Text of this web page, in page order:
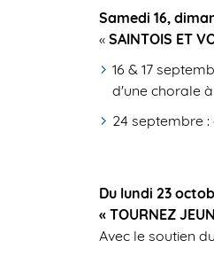
Samedi 16,
« SAINTOIS ET
16 & 17
d'une chorale à
24 septembre
Du lundi 23
« TOURNEZ
Avec le soutien